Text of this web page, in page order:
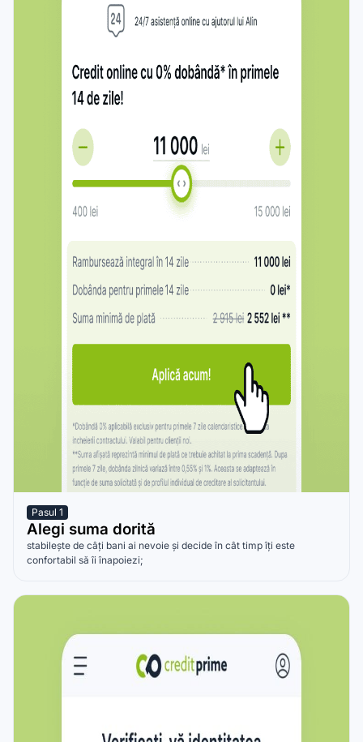
Pasul 1
Alegi suma dorită
stabilește de câți bani ai nevoie și decide în cât timp îți este
confortabil să îi înapoiezi;